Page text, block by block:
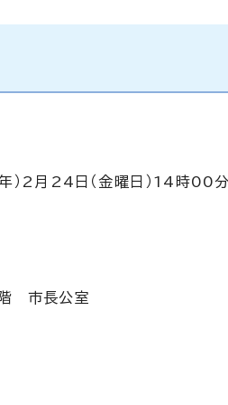
）2月24日（金曜日）14時00
市長公室